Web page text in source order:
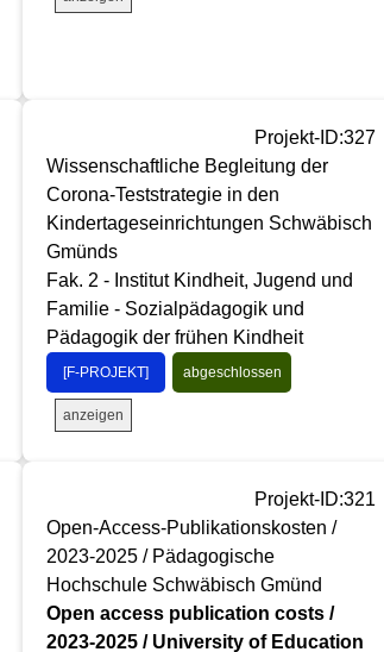
Projekt-ID:327
Wissenschaftliche Begleitung der
Corona-Teststrategie in den
Kindertageseinrichtungen Schwäbisch
Gmünds
Fak. 2 - Institut Kindheit, Jugend und
Familie - Sozialpädagogik und
Pädagogik der frühen Kindheit
[F-PROJEKT] abgeschlossen
anzeigen
Projekt-ID:321
Open-Access-Publikationskosten /
2023-2025 / Pädagogische
Hochschule Schwäbisch Gmünd
Open access publication costs /
2023-2025 / University of Education